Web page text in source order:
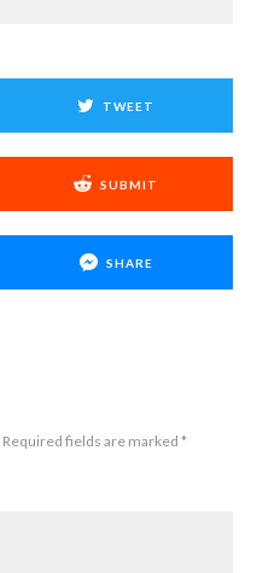
TWEET
SUBMIT
SHARE
Required fields are marked *